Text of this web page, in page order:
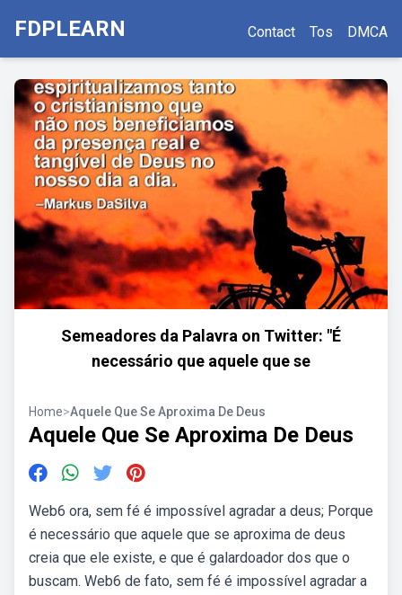
FDPLEARN Contact Tos DMCA
Semeadores da Palavra on Twitter: "É
necessário que aquele que se
Home>Aquele Que Se Aproxima De Deus
Aquele Que Se Aproxima De Deus
Web6 ora, sem fé é impossível agradar a deus; Porque
é necessário que aquele que se aproxima de deus
creia que ele existe, e que é galardoador dos que o
buscam. Web6 de fato, sem fé é impossível agradar a